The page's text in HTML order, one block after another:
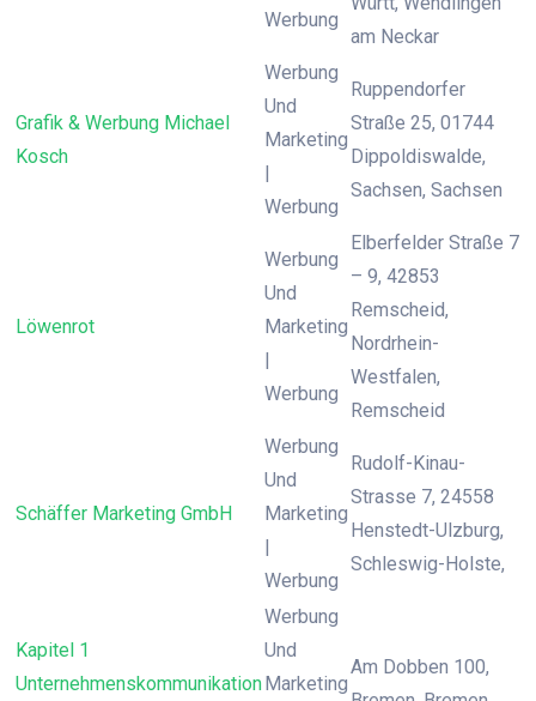
Werbung
am Neckar
Grafik & Werbung Michael
Kosch
Werbung
Und
Marketing
|
Werbung
Ruppendorfer
Straße 25, 01744
Dippoldiswalde,
Sachsen, Sachsen
Löwenrot
Werbung
Und
Marketing
|
Werbung
Elberfelder Straße 7
– 9, 42853
Remscheid,
Nordrhein-
Westfalen,
Remscheid
Schäffer Marketing GmbH
Werbung
Und
Marketing
|
Werbung
Rudolf-Kinau-
Strasse 7, 24558
Henstedt-Ulzburg,
Schleswig-Holste,
Kapitel 1
Unternehmenskommunikation
Werbung
Und
Marketing
Am Dobben 100,